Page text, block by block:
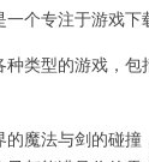
专注于游戏下
型的游戏，包
魔法与剑的碰撞